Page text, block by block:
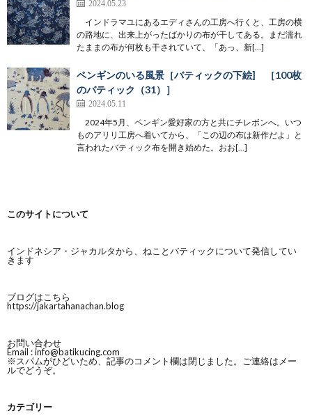
2024.05.23
インドラマユにあるエディさんの工房へ行くと、工房の横
の路地に、出来上がったばかりの布が干してある。まだ濡れ
たままの布が何枚も干されていて、「あっ、新[…]
ペンギンのいる風景［バティックの下絵] ［100枚
のバティック（31）］
2024.05.11
2024年5月、ペンギン愛好家の方と共にチレボンへ。いつ
ものアリリ工房へ着いてから、「この辺の布は新作だよ」と
言われたバティック布を開き始めた。おお[…]
このサイトについて
インドネシア・ジャカルタから、ねことバティックについて発信してい
きます
ブログはこちら
https://jakartahanachan.blog
お問い合わせ
Email :info@batikucing.com
※スパムがひどいため、記事のコメント欄は閉じました。ご連絡はメー
ルでどうぞ。
カテゴリー